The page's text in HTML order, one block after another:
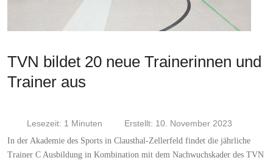
TVN bildet 20 neue Trainerinnen und
Trainer aus
Lesezeit: 1 Minuten Erstellt: 10. November 2023
In der Akademie des Sports in Clausthal-Zellerfeld findet die jährliche
Trainer C Ausbildung in Kombination mit dem Nachwuchskader des TVN